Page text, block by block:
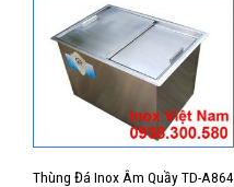
Thùng Đá Inox Âm Quầy TD-A864